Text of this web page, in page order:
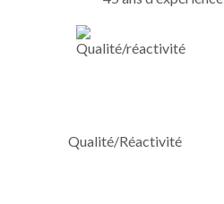
Qualité/Réactivité